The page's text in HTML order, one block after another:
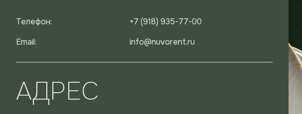
Телефон:
+7 (918) 935-77-00
Email:
info@nuvorent.ru
АДРЕС